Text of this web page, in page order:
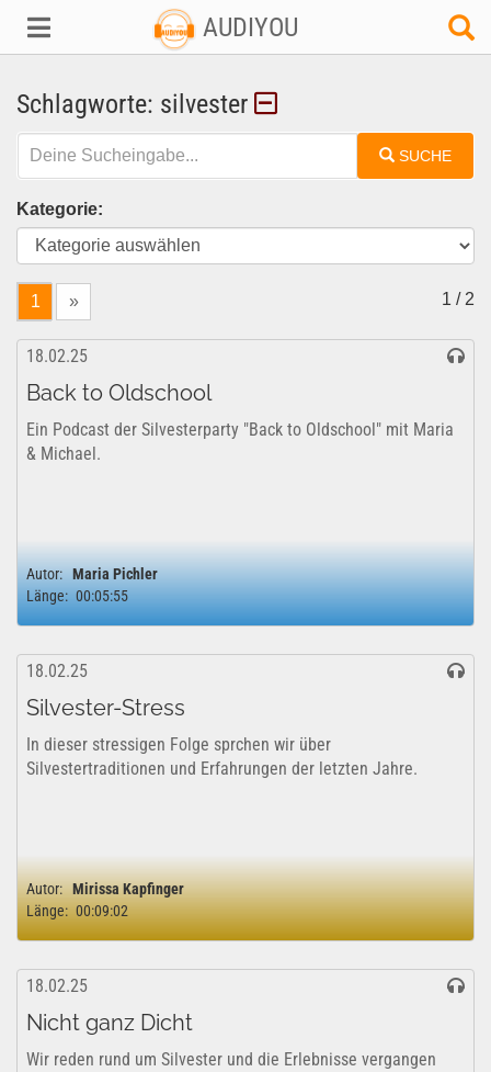
AUDIYOU
Schlagworte: silvester
SUCHE
Kategorie:
1 » 1 / 2
18.02.25
Back to Oldschool
Ein Podcast der Silvesterparty "Back to Oldschool" mit Maria
& Michael.
Autor: Maria Pichler
Länge: 00:05:55
18.02.25
Silvester-Stress
In dieser stressigen Folge sprchen wir über
Silvestertraditionen und Erfahrungen der letzten Jahre.
Autor: Mirissa Kapfinger
Länge: 00:09:02
18.02.25
Nicht ganz Dicht
Wir reden rund um Silvester und die Erlebnisse vergangen